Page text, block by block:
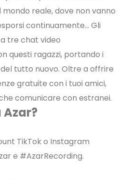
reale, dove non vanno
continuamente… Gli
tre chat video
questi ragazzi, portando i
tutto nuovo. Oltre a offrire
gratuite con i tuoi amici,
comunicare con estranei.
TikTok o Instagram
e #AzarRecording.